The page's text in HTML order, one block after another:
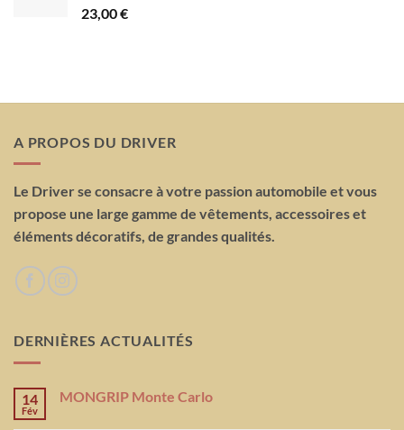
23,00€
A PROPOS DU DRIVER
Le Driver se consacre à votre passion automobile et vous
propose une large gamme de vêtements, accessoires et
éléments décoratifs, de grandes qualités.
DERNIÈRES ACTUALITÉS
14
Fév
MONGRIP Monte Carlo